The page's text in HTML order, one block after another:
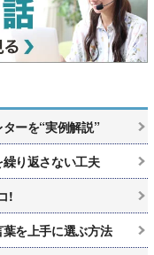
ーを“実例解説”
り返さない工夫
!
を上手に選ぶ方法